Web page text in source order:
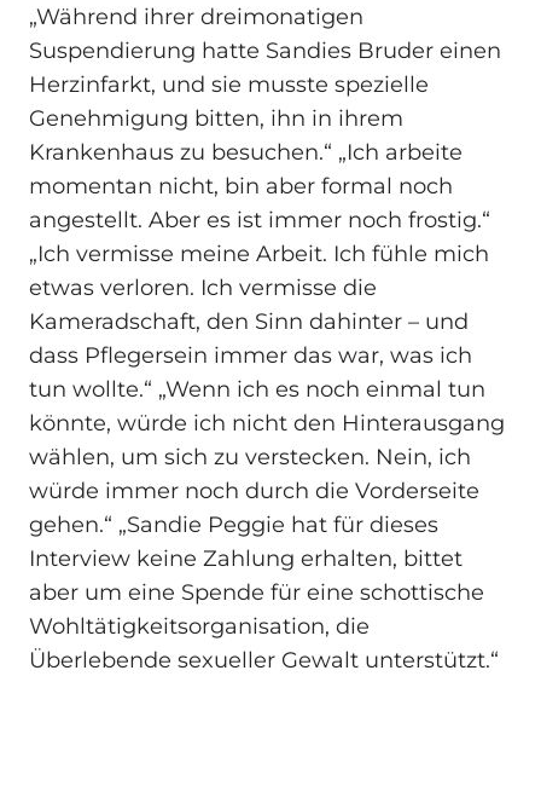
„Während ihrer dreimonatigen
Suspendierung hatte Sandies Bruder einen
Herzinfarkt, und sie musste spezielle
Genehmigung bitten, ihn in ihrem
Krankenhaus zu besuchen.“ „Ich arbeite
momentan nicht, bin aber formal noch
angestellt. Aber es ist immer noch frostig.“
„Ich vermisse meine Arbeit. Ich fühle mich
etwas verloren. Ich vermisse die
Kameradschaft, den Sinn dahinter – und
dass Pflegersein immer das war, was ich
tun wollte.“ „Wenn ich es noch einmal tun
könnte, würde ich nicht den Hinterausgang
wählen, um sich zu verstecken. Nein, ich
würde immer noch durch die Vorderseite
gehen.“ „Sandie Peggie hat für dieses
Interview keine Zahlung erhalten, bittet
aber um eine Spende für eine schottische
Wohltätigkeitsorganisation, die
Überlebende sexueller Gewalt unterstützt.“